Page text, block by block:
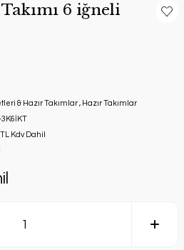
6 iğneli
& Hazır Takımlar , Hazır Takımlar
Kdv Dahil